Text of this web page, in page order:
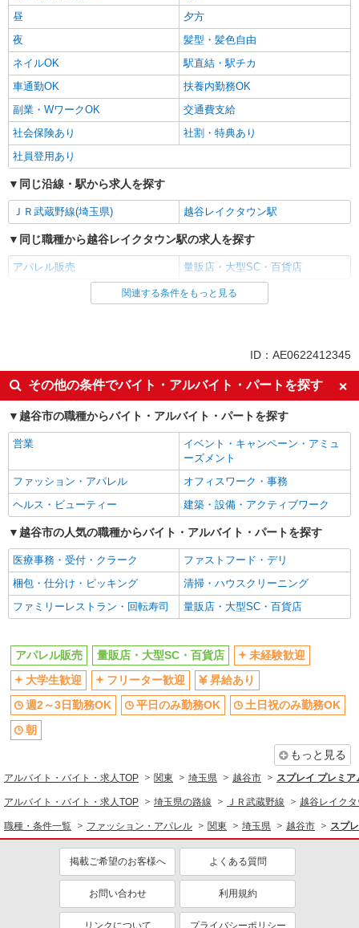
昼
夕方
夜
髪型・髪色自由
ネイルOK
駅直結・駅チカ
車通勤OK
扶養内勤務OK
副業・WワークOK
交通費支給
社会保険あり
社割・特典あり
社員登用あり
同じ沿線・駅から求人を探す
ＪＲ武蔵野線(埼玉県) 越谷レイクタウン駅
同じ職種から越谷レイクタウン駅の求人を探す
アパレル販売 量販店・大型SC・百貨店
同じ雇用形態から越谷レイクタウン駅の求人を探す
同じ特徴から越谷レイクタウン駅の求人を探す
未経験歓迎
大学生歓迎
フリーター歓迎
昇給あり
週2～3日勤務OK
平日のみ勤務OK
土日祝のみ勤務OK
朝
昼
夕方
夜
髪型・髪色自由
ネイルOK
駅直結・駅チカ
車通勤OK
扶養内勤務OK
副業・WワークOK
交通費支給
社会保険あり
社割・特典あり
社員登用あり
ファッション・アパレル
アパレル販売
販売・接客サービス
量販店・大型SC・百貨店
大学生歓迎
扶養内勤務OK
副業・WワークOK
社会保険あり
関連する条件をもっと見る
ID：AE0622412345
その他の条件でバイト・アルバイト・パートを探す
越谷市の職種からバイト・アルバイト・パートを探す
営業
イベント・キャンペーン・アミュ
ーズメント
ファッション・アパレル
オフィスワーク・事務
ヘルス・ビューティー
建築・設備・アクティブワーク
越谷市の人気の職種からバイト・アルバイト・パートを探す
医療事務・受付・クラーク
ファストフード・デリ
梱包・仕分け・ピッキング
清掃・ハウスクリーニング
ファミリーレストラン・回転寿司
量販店・大型SC・百貨店
アパレル販売 量販店・大型SC・百貨店
未経験歓迎
大学生歓迎
フリーター歓迎
昇給あり
週2～3日勤務OK
平日のみ勤務OK
土日祝のみ勤務OK
朝
もっと見る
アルバイト・バイト・求人TOP 関東 埼玉県 越谷市 スプレイ プレミ
アルバイト・バイト・求人TOP 埼玉県の路線 ＪＲ武蔵野線 越谷レイク
職種・条件一覧 ファッション・アパレル 関東 埼玉県 越谷市 スプ
掲載ご希望のお客様へ よくある質問
お問い合わせ 利用規約
リンクについて プライバシーポリシー